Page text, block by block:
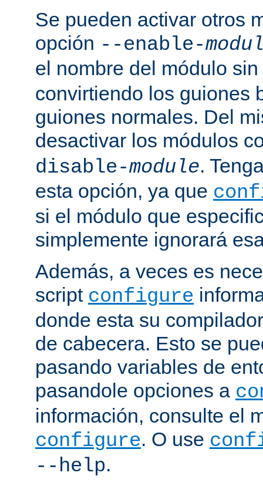
Se pueden activar otros
opción --enable-
el nombre del módulo
convirtiendo los guiones
guiones normales. Del
desactivar los módulos
disable-module.
esta opción, ya que
si el módulo que
simplemente ignorará
Además, a veces es
script configure
donde esta su
de cabecera. Esto se
pasando variables de
pasandole opciones a
información, consulte el
configure. O use
--help.